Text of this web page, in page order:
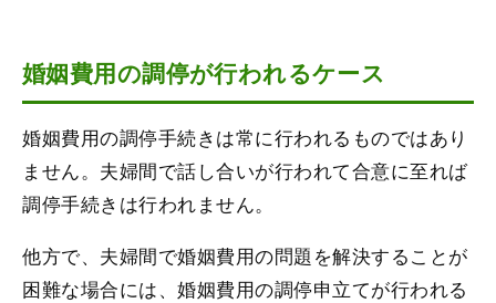
婚姻費用の調停が行われるケース
婚姻費用の調停手続きは常に行われるものではあり
ません。夫婦間で話し合いが行われて合意に至れば
調停手続きは行われません。
他方で、夫婦間で婚姻費用の問題を解決することが
困難な場合には、婚姻費用の調停申立てが行われる